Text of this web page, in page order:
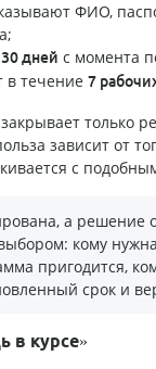
ФИО,
30 дней с момента
в течение 7
только
зависит от
с
а решение
кому
пригодится,
срок и
в курсе»